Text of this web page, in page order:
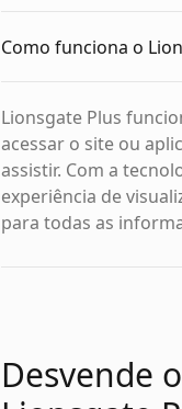
Como funciona o
Lionsgate Plus
acessar o site ou
assistir. Com a
experiência de
para todas as
Desvende